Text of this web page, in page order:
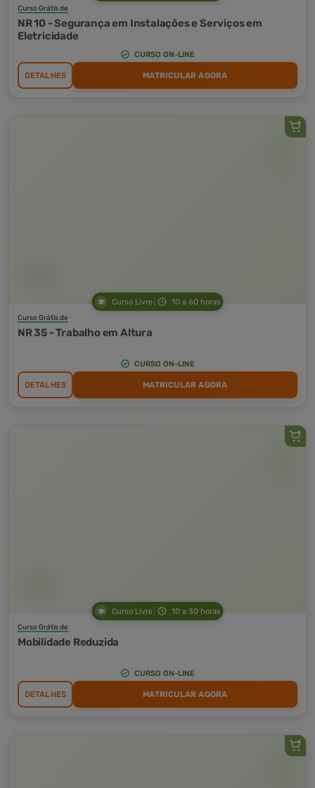
Curso Grátis de
NR 10 - Segurança em Instalações e Serviços em
Eletricidade
CURSO ON-LINE
DETALHES MATRICULAR AGORA
Curso Livre 10 a 60 horas
Curso Grátis de
NR 35 - Trabalho em Altura
CURSO ON-LINE
DETALHES MATRICULAR AGORA
Curso Livre 10 a 30 horas
Curso Grátis de
Mobilidade Reduzida
CURSO ON-LINE
DETALHES MATRICULAR AGORA